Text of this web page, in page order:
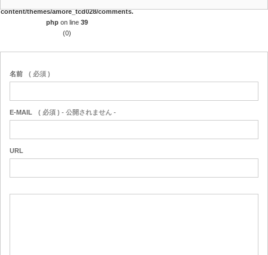
content/themes/amore_tcd028/comments.
php on line 39
(0)
名前 ( 必須 )
E-MAIL ( 必須 ) - 公開されません -
URL